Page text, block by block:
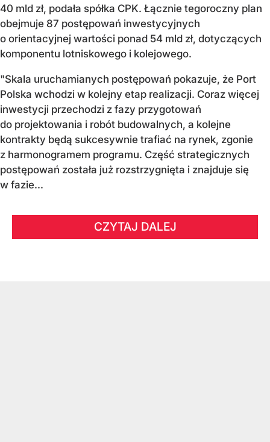
40 mld zł, podała spółka CPK. Łącznie tegoroczny plan
obejmuje 87 postępowań inwestycyjnych
o orientacyjnej wartości ponad 54 mld zł, dotyczących
komponentu lotniskowego i kolejowego.
"Skala uruchamianych postępowań pokazuje, że Port
Polska wchodzi w kolejny etap realizacji. Coraz więcej
inwestycji przechodzi z fazy przygotowań
do projektowania i robót budowalnych, a kolejne
kontrakty będą sukcesywnie trafiać na rynek, zgonie
z harmonogramem programu. Część strategicznych
postępowań została już rozstrzygnięta i znajduje się
w fazie...
CZYTAJ DALEJ